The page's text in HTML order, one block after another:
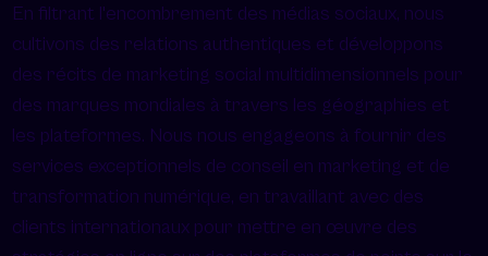
En filtrant l'encombrement des médias sociaux, nous
cultivons des relations authentiques et développons
des récits de marketing social multidimensionnels pour
des marques mondiales à travers les géographies et
les plateformes. Nous nous engageons à fournir des
services exceptionnels de conseil en marketing et de
transformation numérique, en travaillant avec des
clients internationaux pour mettre en œuvre des